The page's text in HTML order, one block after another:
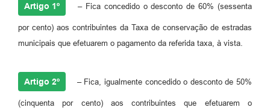
Artigo 1º – Fica concedido o desconto de 60% (sessenta
por cento) aos contribuintes da Taxa de conservação de estradas
municipais que efetuarem o pagamento da referida taxa, à vista.
Artigo 2º – Fica, igualmente concedido o desconto de 50%
(cinquenta por cento) aos contribuintes que efetuarem o